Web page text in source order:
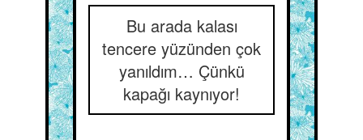
Bu arada kalası
tencere yüzünden çok
yanıldım… Çünkü
kapağı kaynıyor!